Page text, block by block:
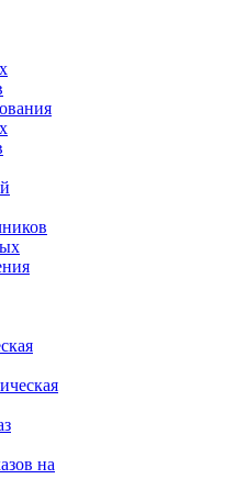
на